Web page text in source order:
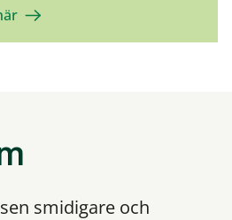
smidigare och